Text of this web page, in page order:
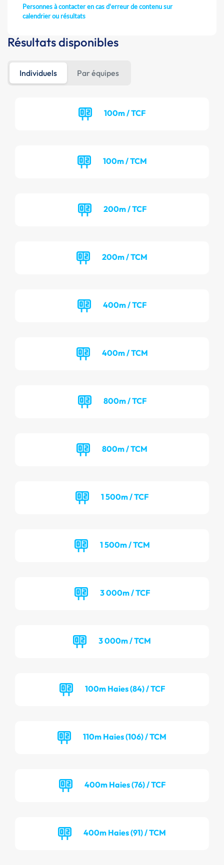
Personnes à contacter en cas d'erreur de contenu sur
calendrier ou résultats
Résultats disponibles
Individuels Par équipes
100m / TCF
100m / TCM
200m / TCF
200m / TCM
400m / TCF
400m / TCM
800m / TCF
800m / TCM
1 500m / TCF
1 500m / TCM
3 000m / TCF
3 000m / TCM
100m Haies (84) / TCF
110m Haies (106) / TCM
400m Haies (76) / TCF
400m Haies (91) / TCM